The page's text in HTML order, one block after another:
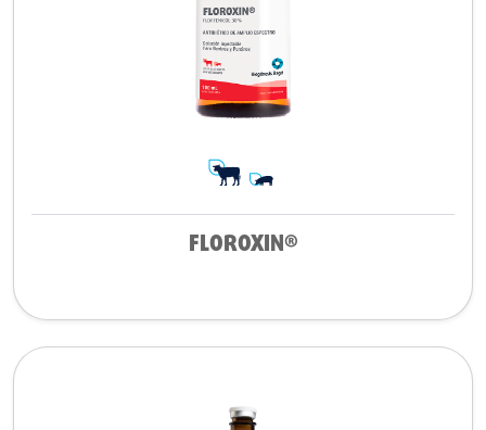
FLOROXIN®